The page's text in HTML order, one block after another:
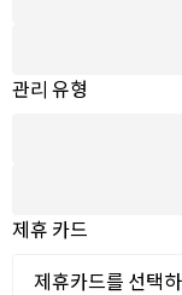
관리 유형
제휴 카드
제휴카드를 선택